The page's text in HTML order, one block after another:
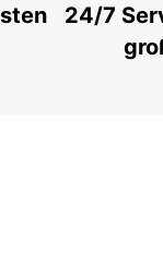
24/7